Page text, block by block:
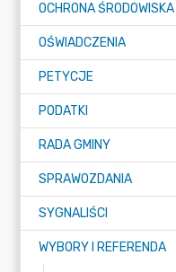
OCHRONA ŚRODOWISKA
OŚWIADCZENIA
PETYCJE
PODATKI
RADA GMINY
SPRAWOZDANIA
SYGNALIŚCI
WYBORY I REFERENDA